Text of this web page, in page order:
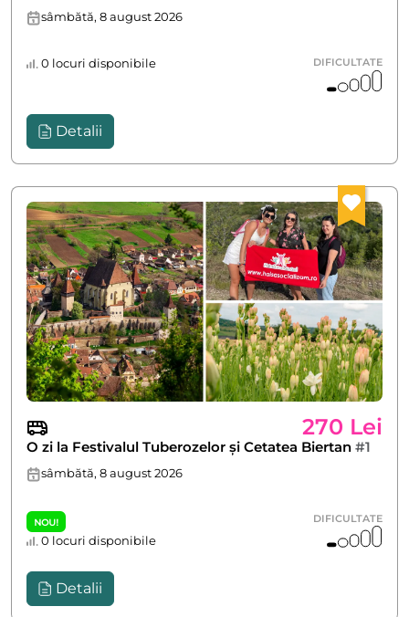
sâmbătă, 8 august 2026
0 locuri disponibile DIFICULTATE
Detalii
270 Lei
O zi la Festivalul Tuberozelor și Cetatea Biertan #1
sâmbătă, 8 august 2026
NOU!
0 locuri disponibile
DIFICULTATE
Detalii